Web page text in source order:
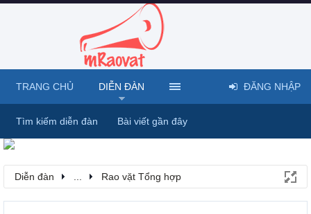
Diễn đàn Rao vặt Tổng hợp
TRANG CHỦ DIỄN ĐÀN
Tìm kiếm diễn đàn Bài viết gần đây
ĐĂNG NHẬP